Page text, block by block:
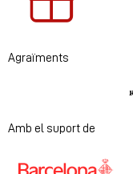
Agraïments
Diapositiva 1 de 2
Amb el suport de